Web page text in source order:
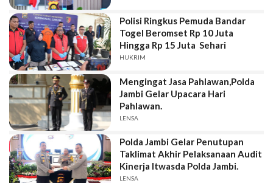
Polisi Ringkus Pemuda Bandar
Togel Beromset Rp 10 Juta
Hingga Rp 15 Juta Sehari
HUKRIM
Mengingat Jasa Pahlawan,Polda
Jambi Gelar Upacara Hari
Pahlawan.
LENSA
Polda Jambi Gelar Penutupan
Taklimat Akhir Pelaksanaan Audit
Kinerja Itwasda Polda Jambi.
LENSA